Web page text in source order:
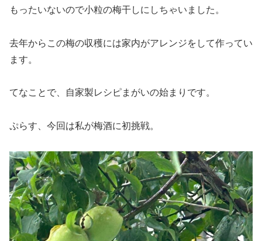
もったいないので小粒の梅干しにしちゃいました。
去年からこの梅の収穫には家内がアレンジをして作ってい
ます。
てなことで、自家製レシピまがいの始まりです。
ぷらす、今回は私が梅酒に初挑戦。